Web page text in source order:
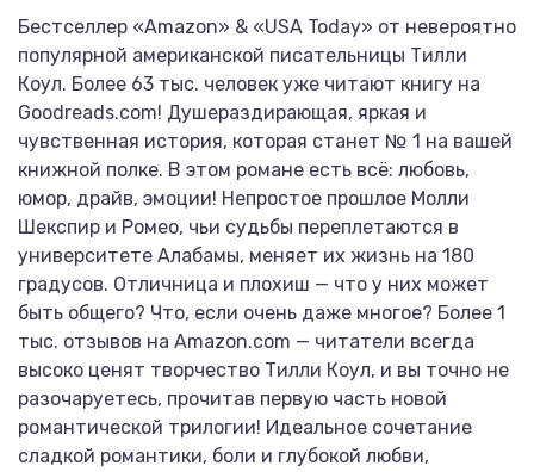
Бестселлер «Amazon» & «USA Today» от невероятно
популярной американской писательницы Тилли
Коул. Более 63 тыс. человек уже читают книгу на
Goodreads.com! Душераздирающая, яркая и
чувственная история, которая станет № 1 на вашей
книжной полке. В этом романе есть всё: любовь,
юмор, драйв, эмоции! Непростое прошлое Молли
Шекспир и Ромео, чьи судьбы переплетаются в
университете Алабамы, меняет их жизнь на 180
градусов. Отличница и плохиш — что у них может
быть общего? Что, если очень даже многое? Более 1
тыс. отзывов на Amazon.com — читатели всегда
высоко ценят творчество Тилли Коул, и вы точно не
разочаруетесь, прочитав первую часть новой
романтической трилогии! Идеальное сочетание
сладкой романтики, боли и глубокой любви,